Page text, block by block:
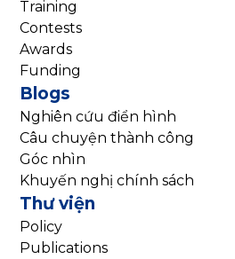
Training
Contests
Awards
Funding
Blogs
Nghiên cứu điển hình
Câu chuyện thành công
Góc nhìn
Khuyến nghị chính sách
Thư viện
Policy
Publications